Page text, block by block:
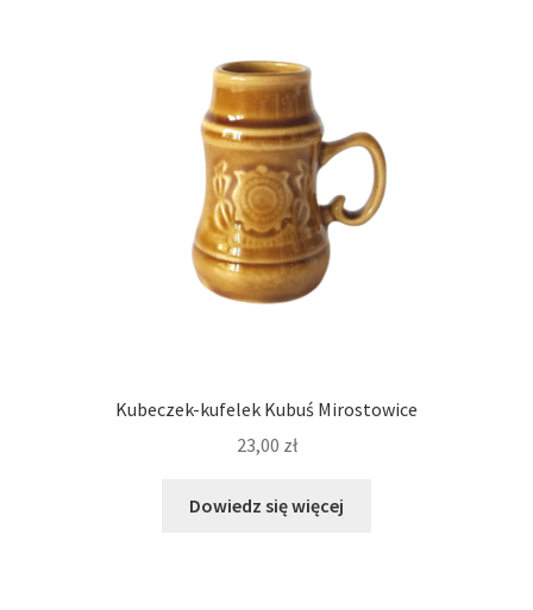
Kubeczek-kufelek Kubuś Mirostowice
23,00 zł
Dowiedz się więcej